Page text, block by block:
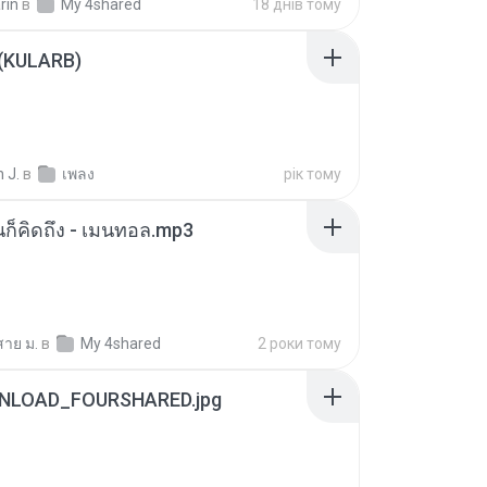
в My 4shared 18 днів тому
J. в เพลง рік тому
คิดถึง - เมนทอล.mp3
ย ม. в My 4shared 2 роки тому